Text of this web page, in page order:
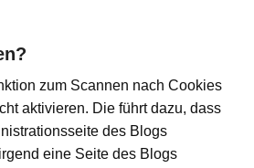
zum Scannen nach Cookies
aktivieren. Die führt dazu, dass
des Blogs
eine Seite des Blogs